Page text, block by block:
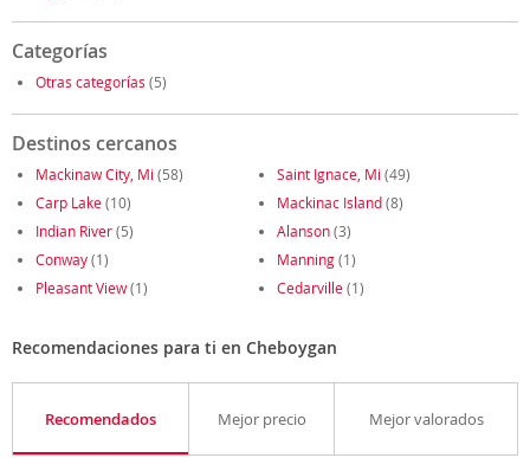
Categorías
Otras categorías (5)
Destinos cercanos
Mackinaw City, Mi (58) Saint Ignace, Mi (49)
Carp Lake(10) Mackinac Island(8)
Indian River(5) Alanson(3)
Conway(1) Manning(1)
Pleasant View(1) Cedarville(1)
Recomendaciones para ti en Cheboygan
Recomendados Mejor precio Mejor valorados